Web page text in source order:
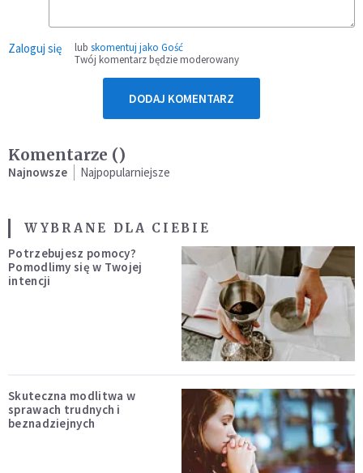
Zaloguj się lub skomentuj jako Gość
Twój komentarz będzie moderowany
DODAJ KOMENTARZ
Komentarze ()
Najnowsze Najpopularniejsze
WYBRANE DLA CIEBIE
Potrzebujesz pomocy?
Pomodlimy się w Twojej
intencji
Skuteczna modlitwa w
sprawach trudnych i
beznadziejnych